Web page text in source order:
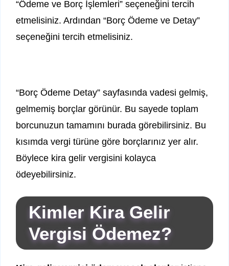
“Ödeme ve Borç İşlemleri” seçeneğini tercih
etmelisiniz. Ardından “Borç Ödeme ve Detay”
seçeneğini tercih etmelisiniz.
“Borç Ödeme Detay” sayfasında vadesi gelmiş,
gelmemiş borçlar görünür. Bu sayede toplam
borcunuzun tamamını burada görebilirsiniz. Bu
kısımda vergi türüne göre borçlarınız yer alır.
Böylece kira gelir vergisini kolayca
ödeyebilirsiniz.
Kimler Kira Gelir
Vergisi Ödemez?